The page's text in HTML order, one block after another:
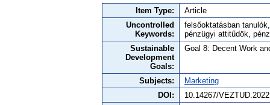
Item Type:
Article
Uncontrolled
Keywords:
felsőoktatásban
pénzügyi attitűdök,
Sustainable
Development
Goals:
Goal 8: Decent Work
Subjects:
Marketing
DOI:
10.14267/